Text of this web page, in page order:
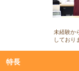
未経験か
しており
特長